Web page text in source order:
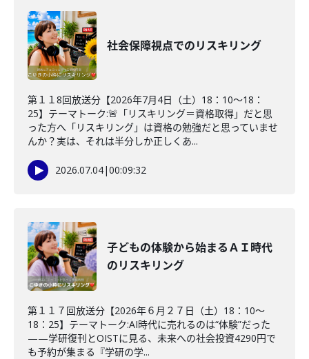
社会保障視点でのリスキリング
第１１8回放送分【2026年7月4日（土）18：10～18：
25】テーマトーク:🚨「リスキリング＝資格取得」だと思
った方へ「リスキリング」は資格の勉強だと思っていませ
んか？実は、それは半分しか正しくあ...
2026.07.04|00:09:32
子どもの体験から始まるＡＩ時代
のリスキリング
第１１７回放送分【2026年６月２７日（土）18：10～
18：25】テーマトーク:AI時代に売れるのは“体験”だった
——学研復刊とOISTに見る、未来への社会投資4290円で
も予約が集まる『学研の学...